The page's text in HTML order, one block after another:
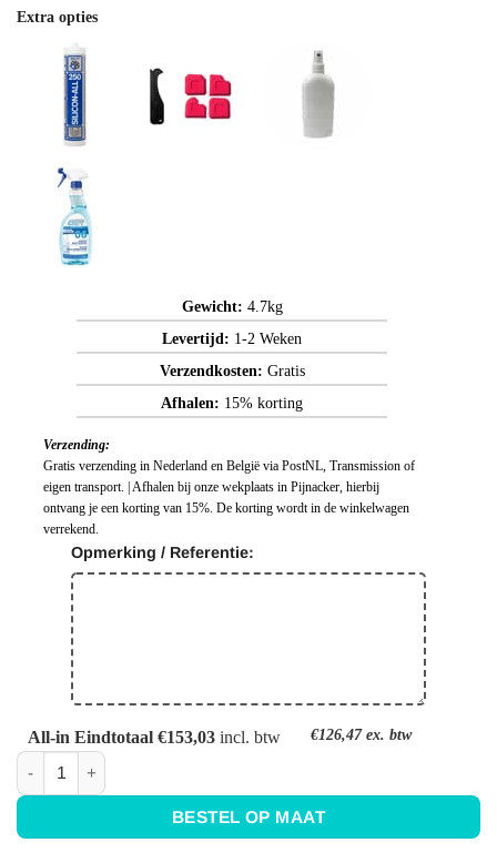
Extra opties
Gewicht: 4.7kg
Levertijd: 1-2 Weken
Verzendkosten: Gratis
Afhalen: 15% korting
Verzending:
Gratis verzending in Nederland en België via PostNL, Transmission of
eigen transport. | Afhalen bij onze wekplaats in Pijnacker, hierbij
ontvang je een korting van 15%. De korting wordt in de winkelwagen
verrekend.
Opmerking / Referentie:
All-in Eindtotaal €153,03 incl. btw €126,47ex. btw
Keuken achterwand zwart - Ral 9005 - Gitzwart aantal
BESTEL OP MAAT